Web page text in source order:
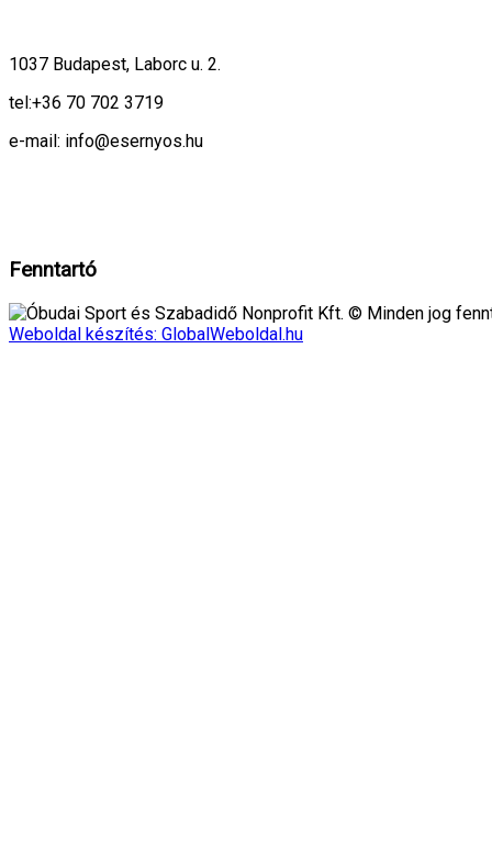
1037 Budapest, Laborc u. 2.
tel:+36 70 702 3719
e-mail: info@esernyos.hu
Fenntartó
Óbudai Sport és Szabadidő Nonprofit Kft. © Minden jog
Weboldal készítés: GlobalWeboldal.hu